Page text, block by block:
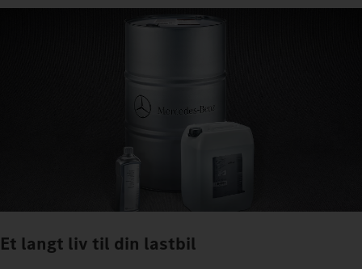
Et langt liv til din lastbil